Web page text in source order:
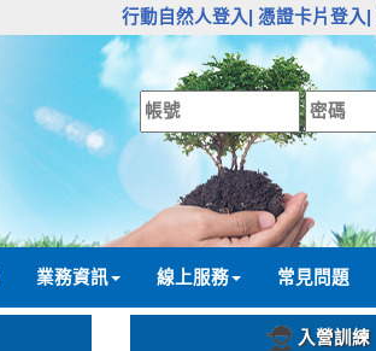
行動自然人登入| 憑證卡片登入|
業務資訊 線上服務 常見問題
入營訓練